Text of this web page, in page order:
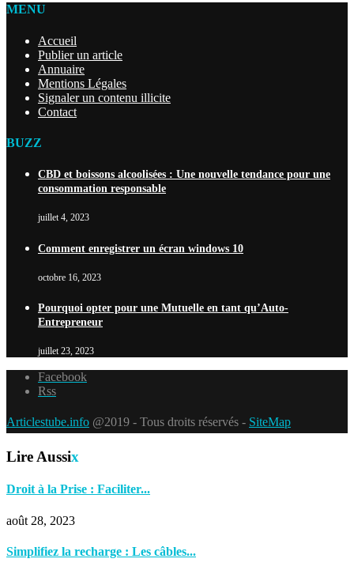
MENU
Accueil
Publier un article
Annuaire
Mentions Légales
Signaler un contenu illicite
Contact
BUZZ
CBD et boissons alcoolisées : Une nouvelle tendance pour une
consommation responsable
juillet 4, 2023
Comment enregistrer un écran windows 10
octobre 16, 2023
Pourquoi opter pour une Mutuelle en tant qu’Auto-
Entrepreneur
juillet 23, 2023
Facebook
Rss
Articlestube.info @2019 - Tous droits réservés - SiteMap
Lire Aussix
Droit à la Prise : Faciliter...
août 28, 2023
Simplifiez la recharge : Les câbles...